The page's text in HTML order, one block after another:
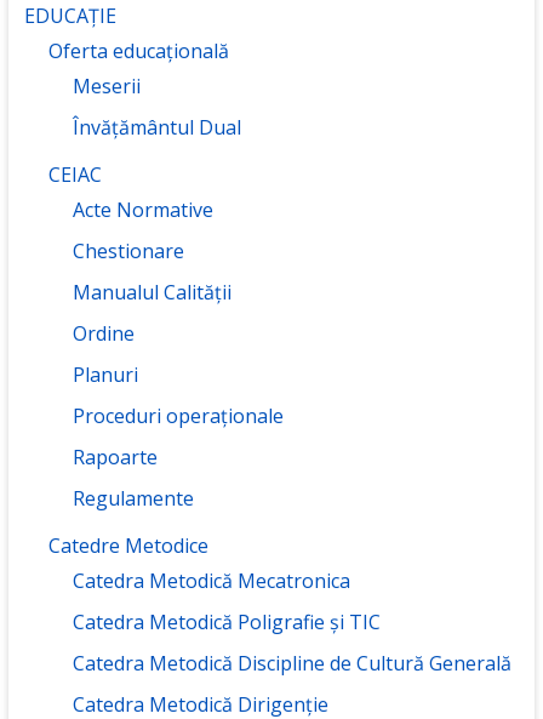
EDUCAȚIE
Oferta educațională
Meserii
Învățământul Dual
CEIAC
Acte Normative
Chestionare
Manualul Calității
Ordine
Planuri
Proceduri operaționale
Rapoarte
Regulamente
Catedre Metodice
Catedra Metodică Mecatronica
Catedra Metodică Poligrafie și TIC
Catedra Metodică Discipline de Cultură Generală
Catedra Metodică Dirigenție